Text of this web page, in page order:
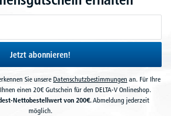
Jetzt abonnieren!
Sie unsereDatenschutzbestimmungen an. Für Ihre
einen 20€ Gutschein für den DELTA-V Onlineshop.
Nettobestellwert von 200€.Abmeldung jederzeit
möglich.